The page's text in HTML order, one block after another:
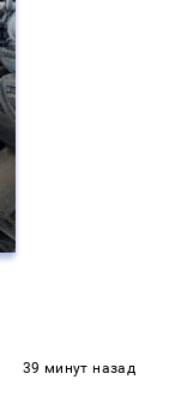
39 минут назад